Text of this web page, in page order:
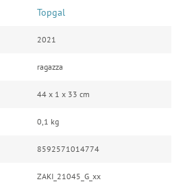
Topgal
2021
ragazza
44 x 1 x 33 cm
0,1 kg
8592571014774
ZAKI_21045_G_xx